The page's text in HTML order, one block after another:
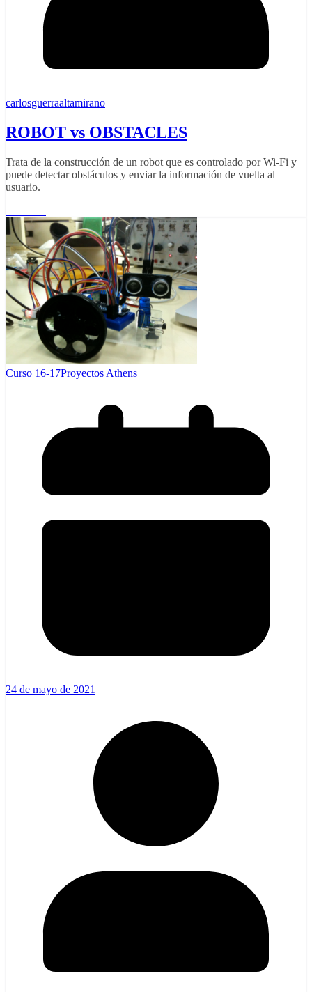
carlosguerraaltamirano
ROBOT vs OBSTACLES
Trata de la construcción de un robot que es controlado por Wi-Fi y
puede detectar obstáculos y enviar la información de vuelta al
usuario.
Curso 16-17Proyectos Athens
24 de mayo de 2021